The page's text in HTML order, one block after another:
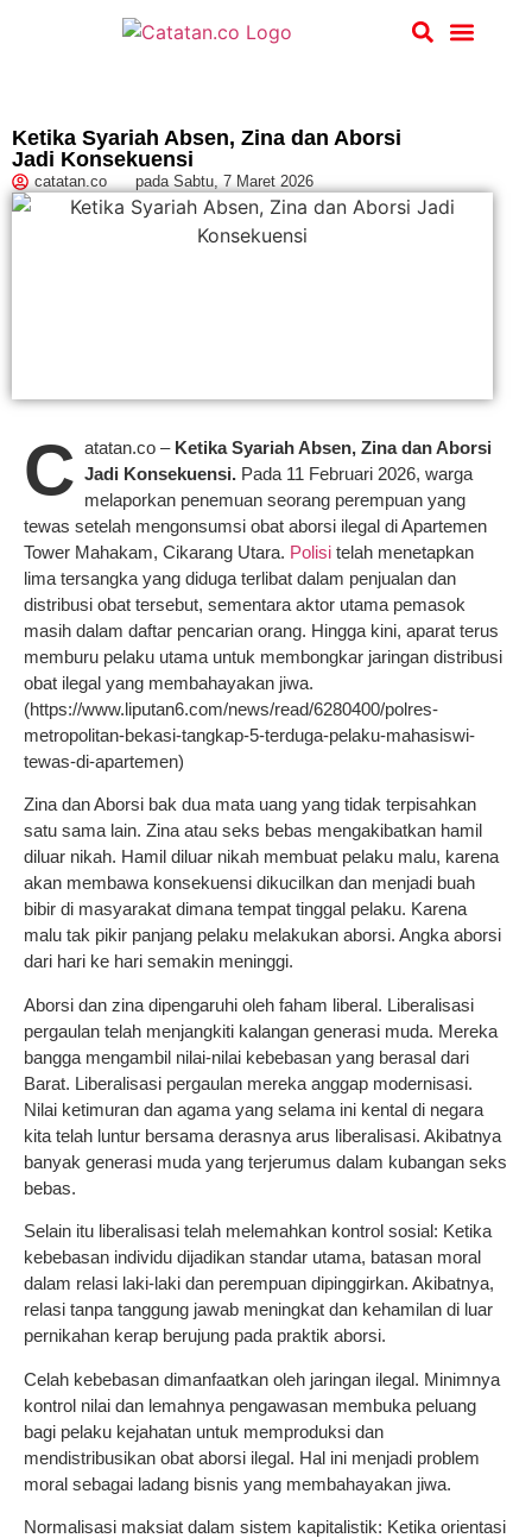
Ketika Syariah Absen, Zina dan Aborsi
Jadi Konsekuensi
catatan.co pada Sabtu, 7 Maret 2026
C atatan.co – Ketika Syariah Absen, Zina dan Aborsi
Jadi Konsekuensi. Pada 11 Februari 2026, warga
melaporkan penemuan seorang perempuan yang
tewas setelah mengonsumsi obat aborsi ilegal di Apartemen
Tower Mahakam, Cikarang Utara. Polisi telah menetapkan
lima tersangka yang diduga terlibat dalam penjualan dan
distribusi obat tersebut, sementara aktor utama pemasok
masih dalam daftar pencarian orang. Hingga kini, aparat terus
memburu pelaku utama untuk membongkar jaringan distribusi
obat ilegal yang membahayakan jiwa.
(https://www.liputan6.com/news/read/6280400/polres-
metropolitan-bekasi-tangkap-5-terduga-pelaku-mahasiswi-
tewas-di-apartemen)
Zina dan Aborsi bak dua mata uang yang tidak terpisahkan
satu sama lain. Zina atau seks bebas mengakibatkan hamil
diluar nikah. Hamil diluar nikah membuat pelaku malu, karena
akan membawa konsekuensi dikucilkan dan menjadi buah
bibir di masyarakat dimana tempat tinggal pelaku. Karena
malu tak pikir panjang pelaku melakukan aborsi. Angka aborsi
dari hari ke hari semakin meninggi.
Aborsi dan zina dipengaruhi oleh faham liberal. Liberalisasi
pergaulan telah menjangkiti kalangan generasi muda. Mereka
bangga mengambil nilai-nilai kebebasan yang berasal dari
Barat. Liberalisasi pergaulan mereka anggap modernisasi.
Nilai ketimuran dan agama yang selama ini kental di negara
kita telah luntur bersama derasnya arus liberalisasi. Akibatnya
banyak generasi muda yang terjerumus dalam kubangan seks
bebas.
Selain itu liberalisasi telah melemahkan kontrol sosial: Ketika
kebebasan individu dijadikan standar utama, batasan moral
dalam relasi laki-laki dan perempuan dipinggirkan. Akibatnya,
relasi tanpa tanggung jawab meningkat dan kehamilan di luar
pernikahan kerap berujung pada praktik aborsi.
Celah kebebasan dimanfaatkan oleh jaringan ilegal. Minimnya
kontrol nilai dan lemahnya pengawasan membuka peluang
bagi pelaku kejahatan untuk memproduksi dan
mendistribusikan obat aborsi ilegal. Hal ini menjadi problem
moral sebagai ladang bisnis yang membahayakan jiwa.
Normalisasi maksiat dalam sistem kapitalistik: Ketika orientasi